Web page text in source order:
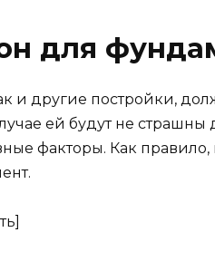
для
и другие постройки,
ей будут не
факторы. Как правило,